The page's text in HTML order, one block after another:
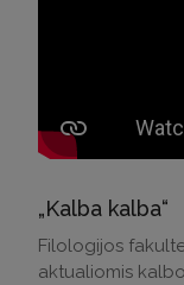
„Kalba kalba“
Filologijos
aktualiomis